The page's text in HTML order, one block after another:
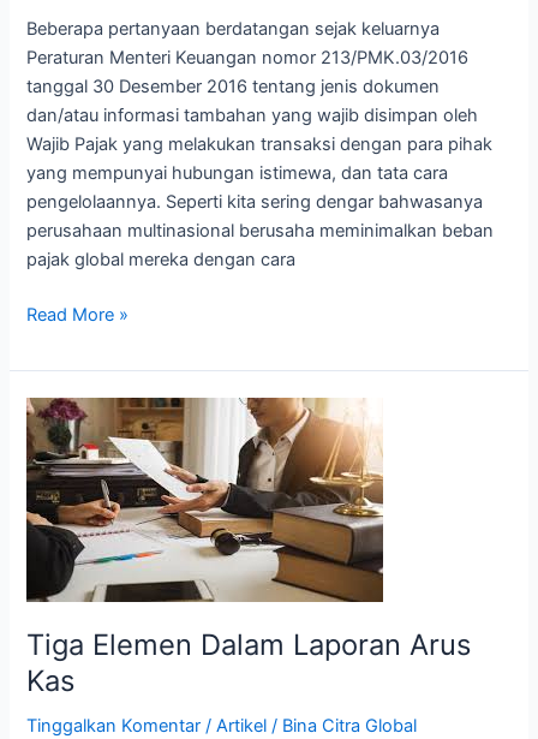
Beberapa pertanyaan berdatangan sejak keluarnya
Peraturan Menteri Keuangan nomor 213/PMK.03/2016
tanggal 30 Desember 2016 tentang jenis dokumen
dan/atau informasi tambahan yang wajib disimpan oleh
Wajib Pajak yang melakukan transaksi dengan para pihak
yang mempunyai hubungan istimewa, dan tata cara
pengelolaannya. Seperti kita sering dengar bahwasanya
perusahaan multinasional berusaha meminimalkan beban
pajak global mereka dengan cara
Read More »
Tiga Elemen Dalam Laporan Arus
Kas
Tinggalkan Komentar /Artikel / Bina Citra Global
Tiga
Elemen
Dalam
Laporan
Arus